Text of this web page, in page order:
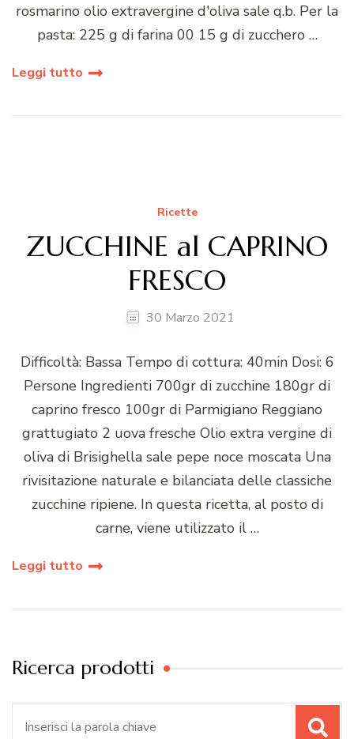
rosmarino olio extravergine d'oliva sale q.b. Per la
pasta: 225 g di farina 00 15 g di zucchero …
Leggi tutto
Ricette
ZUCCHINE al CAPRINO
FRESCO
30 Marzo 2021
Difficoltà: Bassa Tempo di cottura: 40min Dosi: 6
Persone Ingredienti 700gr di zucchine 180gr di
caprino fresco 100gr di Parmigiano Reggiano
grattugiato 2 uova fresche Olio extra vergine di
oliva di Brisighella sale pepe noce moscata Una
rivisitazione naturale e bilanciata delle classiche
zucchine ripiene. In questa ricetta, al posto di
carne, viene utilizzato il …
Leggi tutto
Ricerca prodotti